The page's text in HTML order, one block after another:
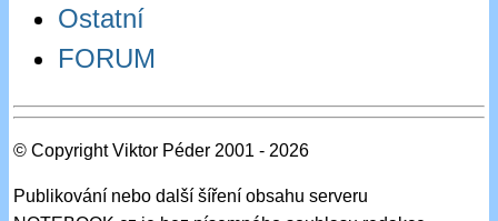
Ostatní
FORUM
© Copyright Viktor Péder 2001 - 2026
Publikování nebo další šíření obsahu serveru